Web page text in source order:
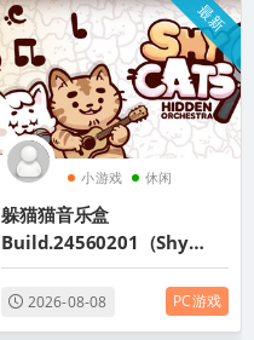
最新
小游戏 休闲
点击游戏
躲猫猫音乐盒
Build.24560201（Shy
Cats Hidden Orchestra 2
- The Return）免安装中文
版
2026-08-08 PC游戏